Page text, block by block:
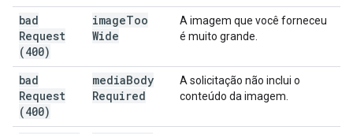
bad
Request
(400)
imageToo
Wide
A imagem que você forneceu
é muito grande.
bad
Request
(400)
mediaBody
Required
A solicitação não inclui o
conteúdo da imagem.